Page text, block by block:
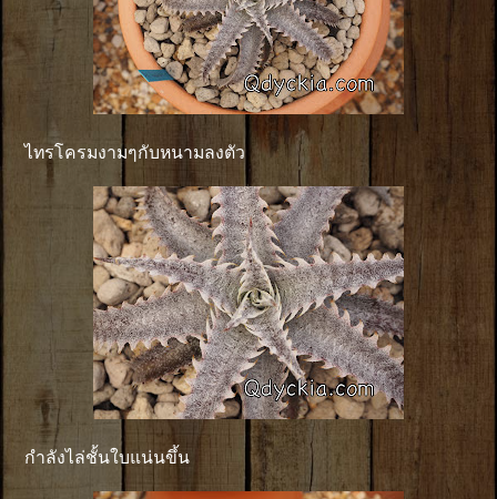
ไทรโครมงามๆกับหนามลงตัว
กำลังไล่ชั้นใบแน่นขึ้น